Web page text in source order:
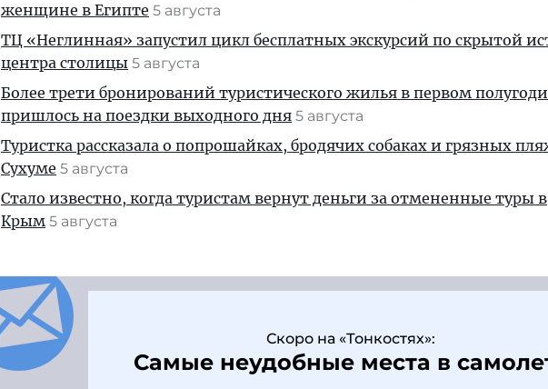
женщине в Египте 5 августа
ТЦ «Неглинная» запустил цикл бесплатных экскурсий по скрытой
центра столицы 5 августа
Более трети бронирований туристического жилья в первом
пришлось на поездки выходного дня 5 августа
Туристка рассказала о попрошайках, бродячих собаках и грязных
Сухуме 5 августа
Стало известно, когда туристам вернут деньги за отмененные туры в
Крым 5 августа
Скоро на «Тонкостях»:
Самые неудобные места в